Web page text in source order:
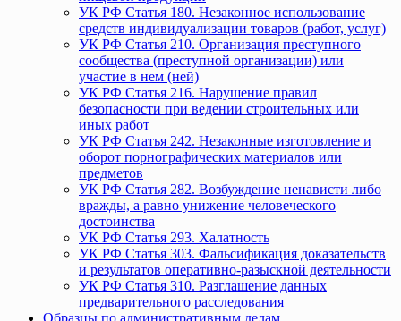
УК РФ Статья 180. Незаконное использование
средств индивидуализации товаров (работ, услуг)
УК РФ Статья 210. Организация преступного
сообщества (преступной организации) или
участие в нем (ней)
УК РФ Статья 216. Нарушение правил
безопасности при ведении строительных или
иных работ
УК РФ Статья 242. Незаконные изготовление и
оборот порнографических материалов или
предметов
УК РФ Статья 282. Возбуждение ненависти либо
вражды, а равно унижение человеческого
достоинства
УК РФ Статья 293. Халатность
УК РФ Статья 303. Фальсификация доказательств
и результатов оперативно-разыскной деятельности
УК РФ Статья 310. Разглашение данных
предварительного расследования
Образцы по административным делам